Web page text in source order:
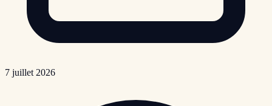
7 juillet 2026